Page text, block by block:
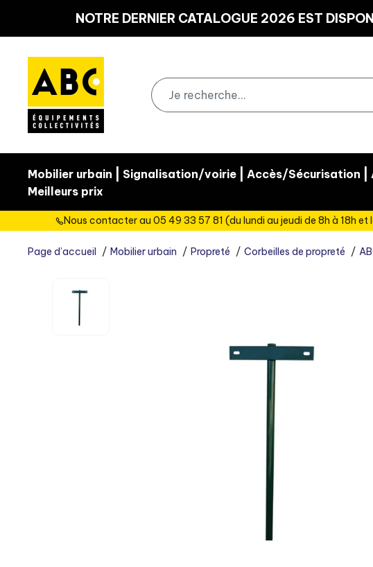
NOTRE DERNIER CATALOGUE 2026 EST
Mobilier urbain Signalisation/voirie Accès/Sécurisation
Meilleurs prix
Nous contacter au 05 49 33 57 81 (du lundi au jeudi de 8h à 18h et
Page d’accueil Mobilier urbain Propreté Corbeilles de propreté